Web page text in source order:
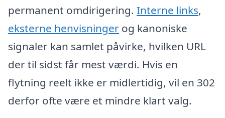
permanent omdirigering. Interne links,
eksterne henvisninger og kanoniske
signaler kan samlet påvirke, hvilken URL
der til sidst får mest værdi. Hvis en
flytning reelt ikke er midlertidig, vil en 302
derfor ofte være et mindre klart valg.